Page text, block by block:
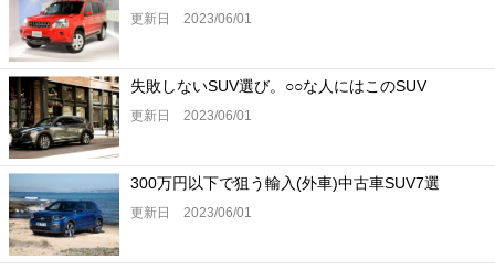
更新日 2023/06/01
失敗しないSUV選び。○○な人にはこのSUV
更新日 2023/06/01
300万円以下で狙う輸入(外車)中古車SUV7選
更新日 2023/06/01